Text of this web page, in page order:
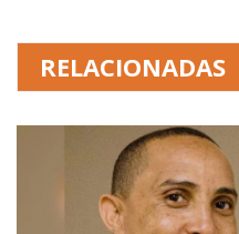
RELACIONADAS